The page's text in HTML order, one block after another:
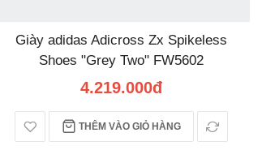
Giày adidas Adicross Zx Spikeless
Shoes "Grey Two" FW5602
4.219.000đ
THÊM VÀO GIỎ HÀNG